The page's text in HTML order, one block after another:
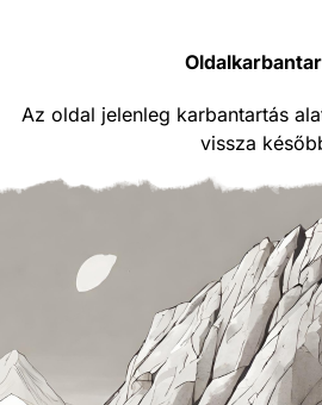
Az oldal jelenleg karbantartás
vissza